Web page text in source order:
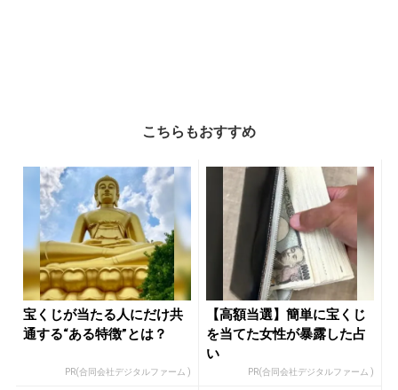
こちらもおすすめ
宝くじが当たる人にだけ共
通する“ある特徴”とは？
PR(合同会社デジタルファーム )
【高額当選】簡単に宝くじ
を当てた女性が暴露した占
い
PR(合同会社デジタルファーム )